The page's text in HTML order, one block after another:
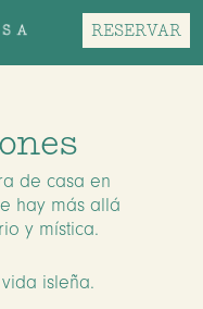
RESERVAR
de casa en
hay más allá
y mística.
isleña.